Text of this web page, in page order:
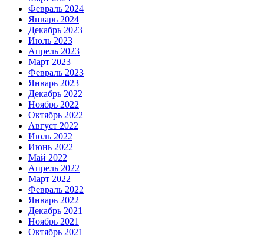
Февраль 2024
Январь 2024
Декабрь 2023
Июль 2023
Апрель 2023
Март 2023
Февраль 2023
Январь 2023
Декабрь 2022
Ноябрь 2022
Октябрь 2022
Август 2022
Июль 2022
Июнь 2022
Май 2022
Апрель 2022
Март 2022
Февраль 2022
Январь 2022
Декабрь 2021
Ноябрь 2021
Октябрь 2021